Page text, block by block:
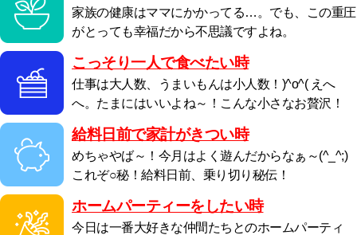
家族の健康はママにかかってる…。でも、この重圧
がとっても幸福だから不思議ですよね。
こっそり一人で食べたい時
仕事は大人数、うまいもんは小人数！)^o^( えへ
へ。たまにはいいよね～！こんな小さなお贅沢！
給料日前で家計がきつい時
めちゃやば～！今月はよく遊んだからなぁ～(^_^;)
これぞ○秘！給料日前、乗り切り秘伝！
ホームパーティーをしたい時
今日は一番大好きな仲間たちとのホームパーティ